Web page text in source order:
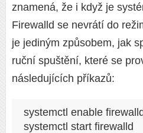
znamená, že i když je
Firewalld se nevrátí do
je jediným způsobem, jak
ruční spuštění, které se
následujících příkazů:
systemctl enable
systemctl start firewalld